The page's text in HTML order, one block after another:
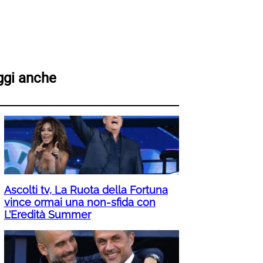
anche
Ascolti tv, La Ruota della Fortuna
vince ormai una non-sfida con
L’Eredità Summer